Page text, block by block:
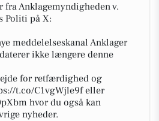
fra Anklagemyndigheden v.
Politi på X:
meddelelseskanal Anklager
ikke længere denne
for retfærdighed og
t.co/C1vgWjle9f eller
hvor du også kan
nyheder.